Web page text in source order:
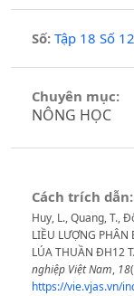
Số: Tập 18 Số
Chuyên mục:
NÔNG HỌC
Cách trích dẫn:
Huy, L., Quang, T.,
LIỀU LƯỢNG PHÂN
LÚA THUẦN ĐH12
nghiệp Việt Nam, 18
https://vie.vjas.vn/